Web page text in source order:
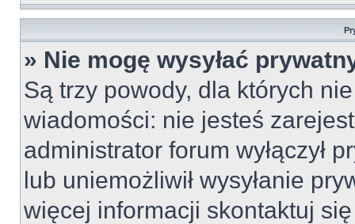
» Nie mogę wysyłać
Są trzy powody, dla których
wiadomości: nie jesteś
administrator forum wyłączył
lub uniemożliwił wysyłanie
więcej informacji skontaktuj